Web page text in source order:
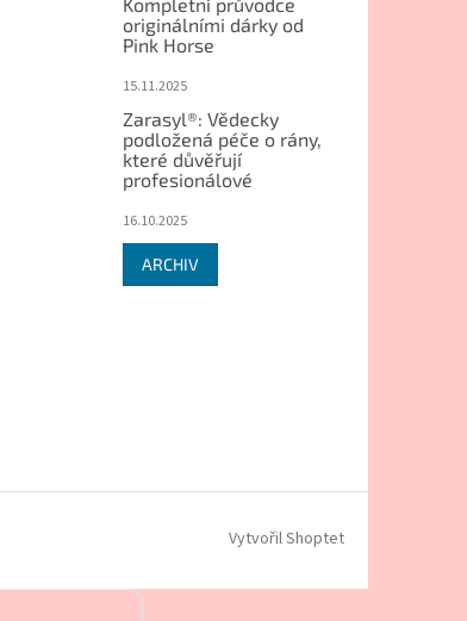
originálními dárky od
Pink Horse
15.11.2025
Zarasyl®: Vědecky
podložená péče o rány,
které důvěřují
profesionálové
16.10.2025
ARCHIV
Vytvořil Shoptet